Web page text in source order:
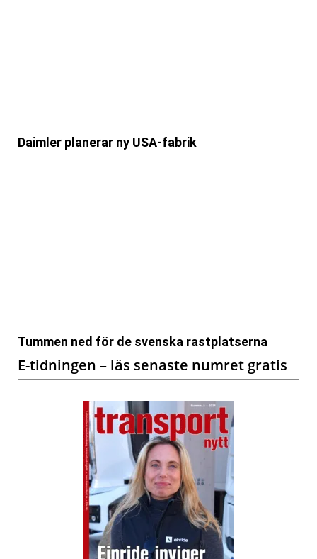
Daimler planerar ny USA-fabrik
Tummen ned för de svenska rastplatserna
E-tidningen – läs senaste numret gratis